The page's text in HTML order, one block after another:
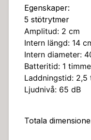
Egenskaper:
5 stötrytmer
Amplitud: 2 cm
Intern längd: 14
Intern diameter:
Batteritid: 1 timme
Laddningstid: 2,5
Ljudnivå: 65 dB
Totala